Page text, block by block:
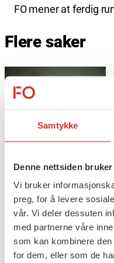
Samtykke
Denne nettsiden
Vi bruker
preg, for å levere
vår. Vi deler dessuten
med partnerne våre
som kan kombinere
for dem, eller som de
FO mener at ferdig
Flere saker